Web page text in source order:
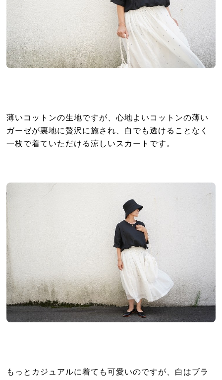
薄いコットンの生地ですが、心地よいコットンの薄い
ガーゼが裏地に贅沢に施され、白でも透けることなく
一枚で着ていただける涼しいスカートです。
もっとカジュアルに着ても可愛いのですが、白はブラ